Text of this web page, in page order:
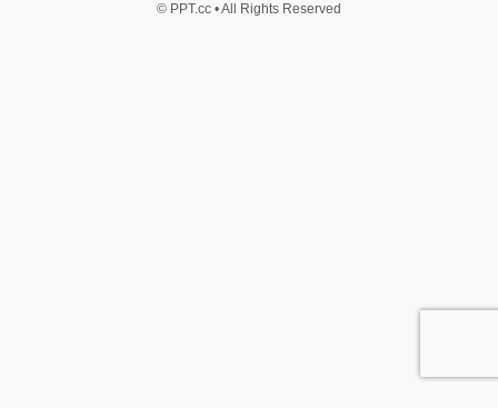
© PPT.cc • All Rights Reserved